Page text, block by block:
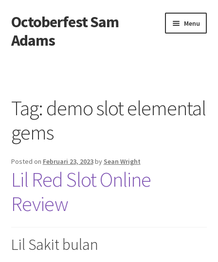
Skip
to
navigation
Skip
to
content
Octoberfest Sam
Adams
Menu
Contact us
Privacy Policy
Tag: demo slot elemental
gems
Posted on Februari 23, 2023by Sean Wright
Lil Red Slot Online
Review
Lil Sakit bulan